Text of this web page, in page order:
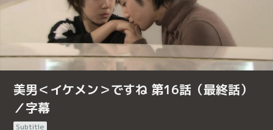
美男＜イケメン＞ですね 第16話（最終話）
／字幕
Subtitle